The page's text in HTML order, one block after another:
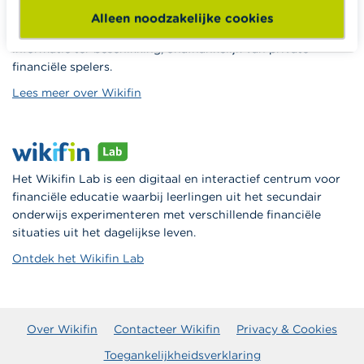
Alleen noodzakelijke cookies
Wikifin.be is een portaalsite die je helpt bij je financiële
informatie ter beschikking, onafhankelijk van private
financiële spelers.
Lees meer over Wikifin
Het Wikifin Lab is een digitaal en interactief centrum voor
financiële educatie waarbij leerlingen uit het secundair
onderwijs experimenteren met verschillende financiële
situaties uit het dagelijkse leven.
Ontdek het Wikifin Lab
Over Wikifin Contacteer Wikifin
Privacy & Cookies
Toegankelijkheidsverklaring